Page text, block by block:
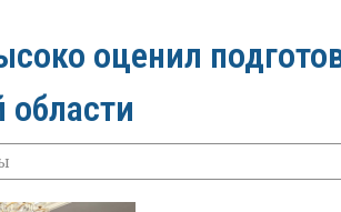
оценил
области